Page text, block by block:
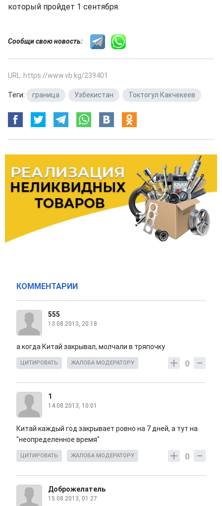
который пройдет 1 сентября.
Сообщи свою новость:
URL: https://www.vb.kg/239401
Теги: граница Узбекистан Токтогул Какчекеев
КОММЕНТАРИИ
555
13.08.2013, 20:18
а когда Китай закрывал, молчали в тряпочку
0
ЦИТИРОВАТЬ ЖАЛОБА МОДЕРАТОРУ
1
14.08.2013, 10:01
Китай каждый год закрывает ровно на 7 дней, а тут на
"неопределенное время"
0
ЦИТИРОВАТЬ ЖАЛОБА МОДЕРАТОРУ
Доброжелатель
15.08.2013, 01:27